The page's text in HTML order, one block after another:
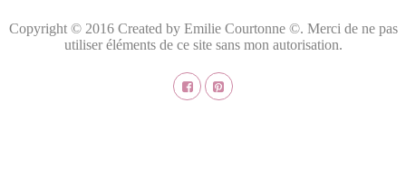
Copyright © 2016 Created by Emilie Courtonne ©. Merci de ne pas
utiliser éléments de ce site sans mon autorisation.